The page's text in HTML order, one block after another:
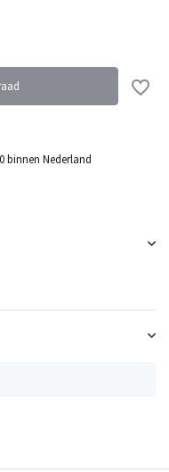
binnen Nederland